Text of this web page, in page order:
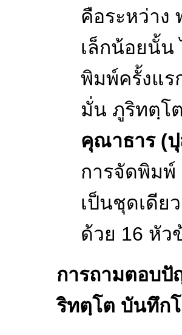
คือระหว่าง
เล็กน้อยนั้น
พิมพ์ครั้งแ
มั่น ภูริทตฺโ
คุณาธาร (ปุ
การจัดพิม
เป็นชุดเดีย
ด้วย 16 หัว
การถามตอบปั
ริทตฺโต บันทึก